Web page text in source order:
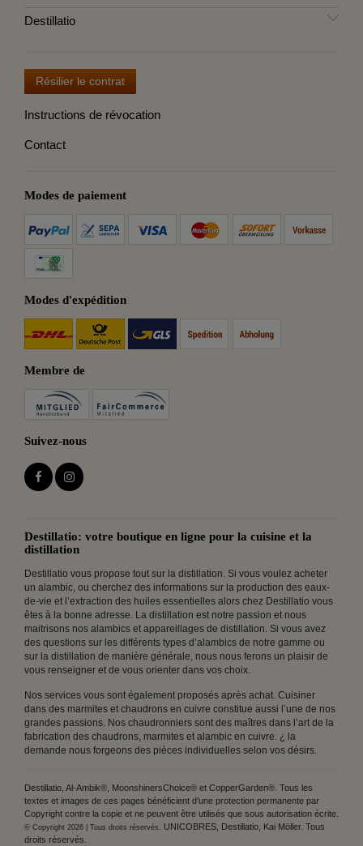
Destillatio
Résilier le contrat
Instructions de révocation
Contact
Modes de paiement
Modes d'expédition
Membre de
Suivez-nous
Destillatio: votre boutique en ligne pour la cuisine et la
distillation
Destillatio vous propose tout sur la distillation. Si vous voulez acheter
un alambic, ou cherchez des informations sur la production des eaux-
de-vie et l’extraction des huiles essentielles alors chez Destillatio vous
êtes à la bonne adresse. La distillation est notre passion et nous
maitrisons nos alambics et appareillages de distillation. Si vous avez
des questions sur les différents types d’alambics de notre gamme ou
sur la distillation de manière générale, nous nous ferons un plaisir de
vous renseigner et de vous orienter dans vos choix.
Nos services vous sont également proposés après achat. Cuisiner
dans des marmites et chaudrons en cuivre constitue aussi l’une de nos
grandes passions. Nos chaudronniers sont des maîtres dans l’art de la
fabrication des chaudrons, marmites et alambic en cuivre. ¿ la
demande nous forgeons des pièces individuelles selon vos désirs.
Destillatio, Al-Ambik®, MoonshinersChoice® et CopperGarden®. Tous les
textes et images de ces pages bénéficient d’une protection permanente par
Copyright contre la copie et ne peuvent être utilisés que sous autorisation écrite.
© Copyright 2026 | Tous droits réservés. UNICOBRES, Destillatio, Kai Möller. Tous
droits réservés.